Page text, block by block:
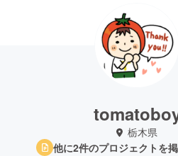
栃木県
他に2件のプロジェクトを